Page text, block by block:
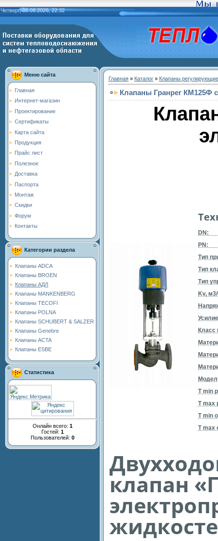
Четверг, 06.08.2026, 22:32
Меню сайта
Главная
Интернет-магазин
Проектирование
Сертификаты
Карта сайта
Продукция
Прайс лист
Полезное
Доставка
Паспорта
Монтаж
Скидки
Форум
Контакты
Категории раздела
Клапаны ADCA
Клапаны BROEN
Клапаны АДЛ
Клапаны MANKENBERG
Клапаны TECOFI
Клапаны POLNA
Клапаны SCHUBERT & SALZER
Клапаны Genebre
Клапаны ACTA
Клапаны ESBE
Статистика
Онлайн всего: 1
Гостей: 1
Пользователей: 0
Главная » Каталог » Клапаны регулирующие
Клапаны Гранрег КМ125Ф
DN:
PN:
Тип
Тип
Тип
Kv,
Класс
T min
T max
T min
T max
клапан